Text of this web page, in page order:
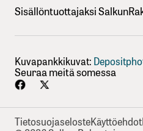
Sisällöntuottajaksi
Kuvapankkikuvat:
Seuraa meitä somessa
TietosuojaselosteKäyttöehdot